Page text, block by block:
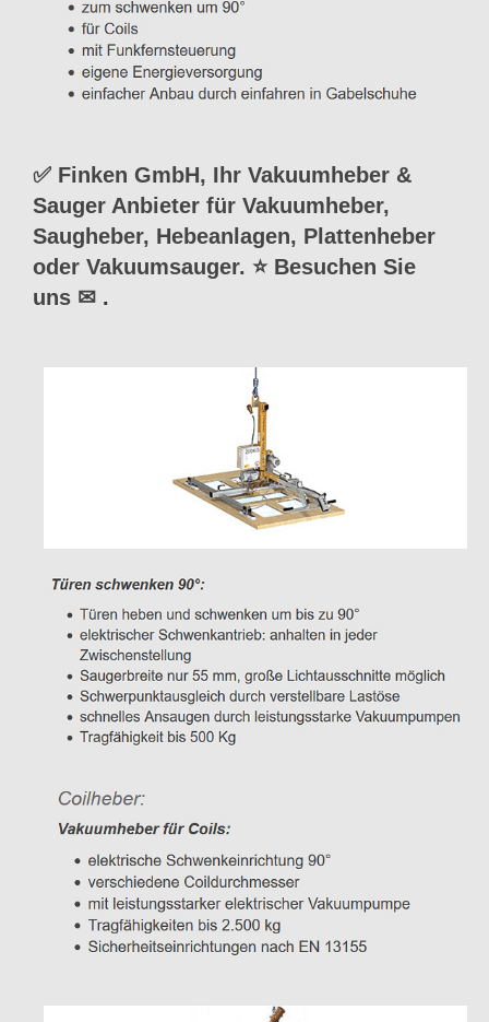
✅ Finken GmbH, Ihr Vakuumheber &
Sauger Anbieter für Vakuumheber,
Saugheber, Hebeanlagen, Plattenheber
oder Vakuumsauger. ⭐ Besuchen Sie
uns ✉ .